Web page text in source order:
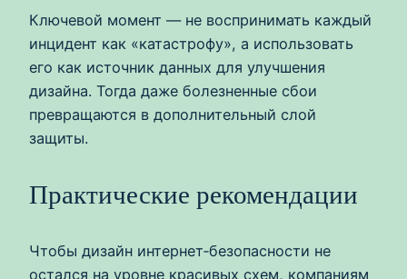
Ключевой момент — не воспринимать каждый
инцидент как «катастрофу», а использовать
его как источник данных для улучшения
дизайна. Тогда даже болезненные сбои
превращаются в дополнительный слой
защиты.
Практические рекомендации
Чтобы дизайн интернет‑безопасности не
остался на уровне красивых схем, компаниям